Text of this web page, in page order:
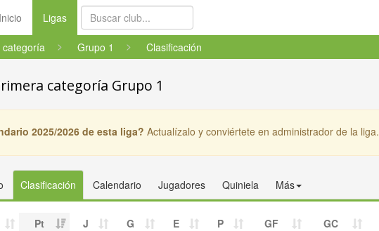
Inicio Ligas(current)
categoría Grupo 1 Clasificación
categoría Grupo 1
2025/2026 de esta liga? Actualízalo y conviértete en administrador de la liga.
Clasificación Calendario Jugadores Quiniela Más
Pt J G E P GF GC